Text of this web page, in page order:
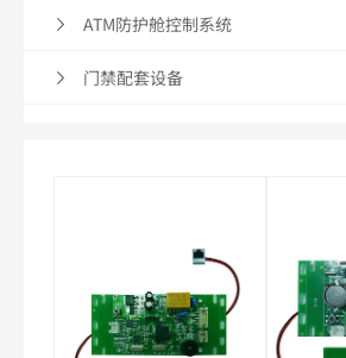
ATM防护舱控制系统
门禁配套设备